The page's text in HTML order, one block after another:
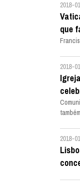
2018-
que
2018-
2018-